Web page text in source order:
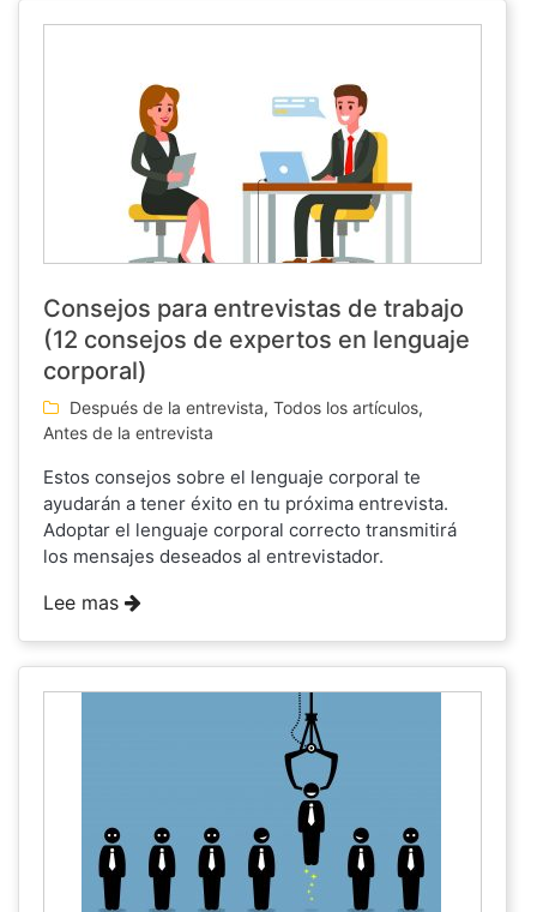
Consejos para entrevistas de trabajo
(12 consejos de expertos en lenguaje
corporal)
Después de la entrevista, Todos los artículos,
Antes de la entrevista
Estos consejos sobre el lenguaje corporal te
ayudarán a tener éxito en tu próxima entrevista.
Adoptar el lenguaje corporal correcto transmitirá
los mensajes deseados al entrevistador.
Lee mas